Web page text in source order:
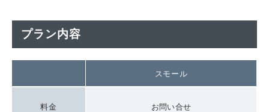
プラン内容
スモール
料金 お問い合せ